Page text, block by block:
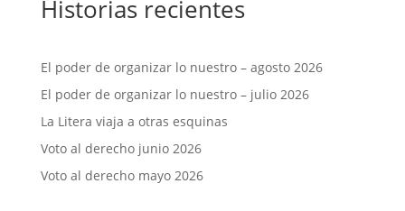
Historias recientes
El poder de organizar lo nuestro – agosto 2026
El poder de organizar lo nuestro – julio 2026
La Litera viaja a otras esquinas
Voto al derecho junio 2026
Voto al derecho mayo 2026